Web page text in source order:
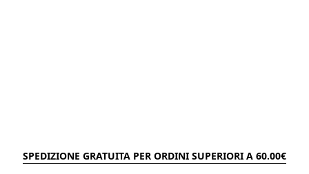
SPEDIZIONE GRATUITA PER ORDINI SUPERIORI A 60.00€